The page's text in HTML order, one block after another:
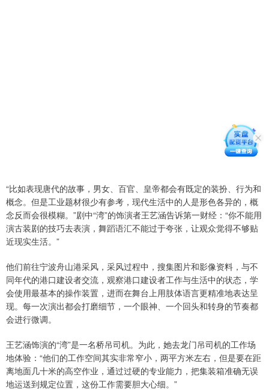
“比如表现唐代的故事，男女、百官、皇帝都会有既定的装扮、行为和
概念。但是工业题材很少有参考，现代生活中的人是形色各异的，概
念反而会很模糊。”剧中“湾”的饰演者王艺涵告诉第一财经：“你不能用
演古装剧的技巧去表演，舞蹈语汇不能过于夸张，让观众觉得不够贴
近现实生活。”
他们前往宁波舟山港采风，采风过程中，搜集图片和影像资料，与不
同年代的港口建设者交流，观察港口建设者工作与生活中的状态，学
会使用最基本的操作装置，进而在舞台上用肢体语言更精准地表达呈
现。每一次演出都会打磨细节，一个眼神、一个回头和转身的节奏都
会进行微调。
王艺涵饰演的“湾”是一名桥吊司机。为此，她去龙门吊司机的工作场
地体验：“他们的工作空间其实非常窄小，两平方米左右，但是要在距
离地面几十米的高空作业，通过过硬的专业能力，把集装箱准确无误
地运送到规定位置，这份工作需要胆大心细。”